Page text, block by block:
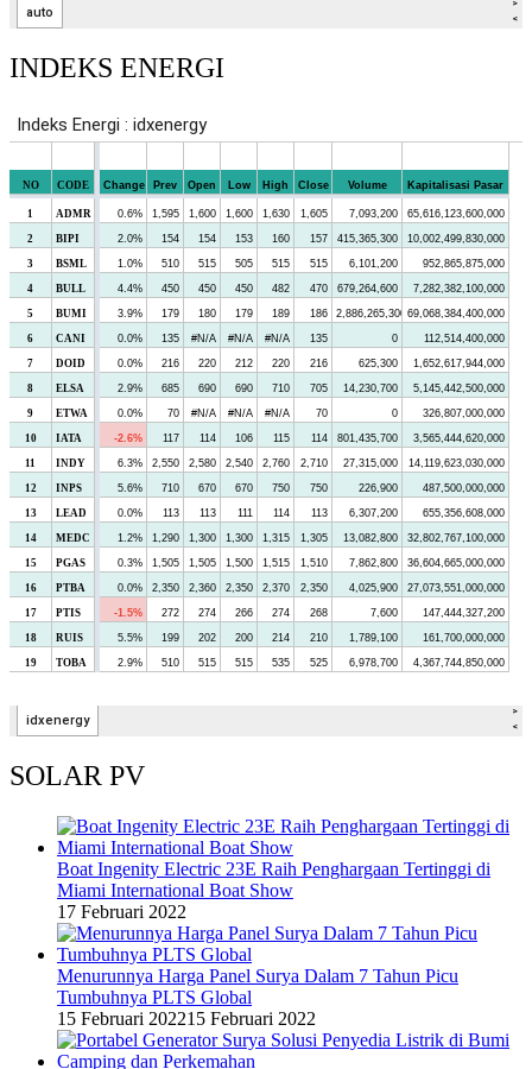
INDEKS ENERGI
SOLAR PV
Boat Ingenity Electric 23E Raih Penghargaan Tertinggi di
Miami International Boat Show
17 Februari 2022
Menurunnya Harga Panel Surya Dalam 7 Tahun Picu
Tumbuhnya PLTS Global
15 Februari 202215 Februari 2022